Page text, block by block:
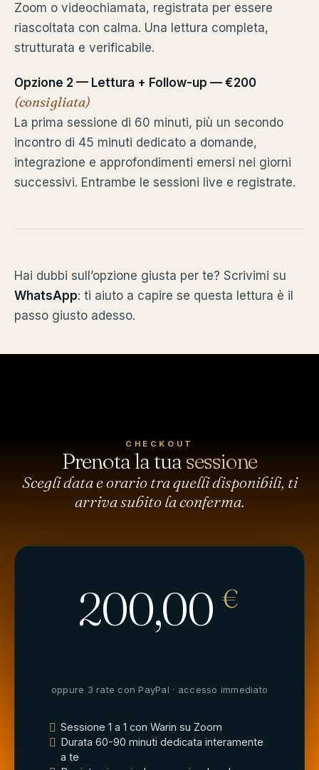
Zoom o videochiamata, registrata per essere
riascoltata con calma. Una lettura completa,
strutturata e verificabile.
Opzione 2 — Lettura + Follow-up — €200
(consigliata)
La prima sessione di 60 minuti, più un secondo
incontro di 45 minuti dedicato a domande,
integrazione e approfondimenti emersi nei giorni
successivi. Entrambe le sessioni live e registrate.
Hai dubbi sull’opzione giusta per te? Scrivimi su
WhatsApp: ti aiuto a capire se questa lettura è il
passo giusto adesso.
CHECKOUT
Prenota la tuasessione
Scegli data e orario tra quelli disponibili, ti
arriva subito la conferma.
200,00 €
oppure 3 rate con PayPal · accesso immediato
Sessione 1 a 1 con Warin su Zoom
Durata 60-90 minuti dedicata interamente
a te